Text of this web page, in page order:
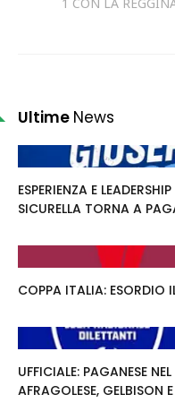
1 CON LA
Ultime News
ESPERIENZA E
SICURELLA TORNA A
COPPA ITALIA: ESORDIO
UFFICIALE: PAGANESE
AFRAGOLESE, GELBISON